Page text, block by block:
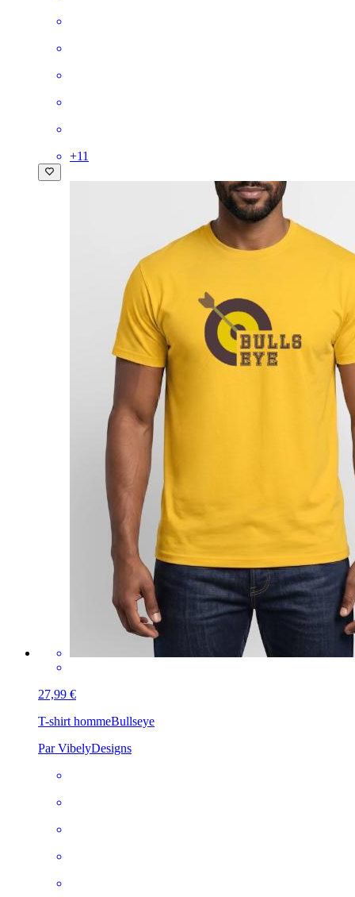
+11
27,99 €
T-shirt hommeBullseye
Par VibelyDesigns